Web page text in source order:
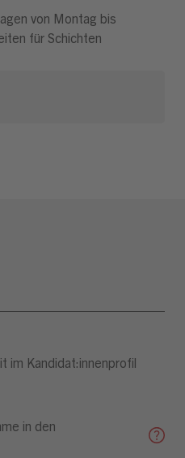
von Montag bis
für Schichten
im Kandidat:innenprofil
in den